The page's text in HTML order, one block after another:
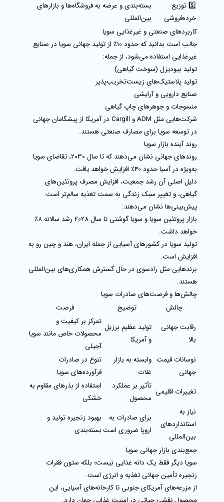
5️⃣ توزیع
خرده‌فروشی
بسته‌بندی و عرضه به فروشگاه‌ها و بازارهای
بین‌المللی
کاربردهای صنعتی و غیرغذایی سویا
جالب است بدانید که حدود 10٪ از تولید جهانی سویا در صنایع
غیرغذایی استفاده می‌شود، از جمله:
تولید بیودیزل (سوخت گیاهی)
تولید پلاستیک‌های زیست‌تخریب‌پذیر
صنایع دارویی و آرایشی
منسوجات و جوهرهای چاپ گیاهی
شرکت‌هایی مثل ADMو Cargill در آمریکا از پیشگامان جهانی
در توسعه سویا برای مصارف صنعتی هستند.
روند آینده بازار سویا
روندهای جهانی نشان می‌دهند که تا سال 2030، تقاضای سویا
به‌ویژه در آسیا حدود 40٪ افزایش
خواهد یافت.
دلیل اصلی آن رشد جمعیت، افزایش مصرف پروتئین‌های
گیاهی، و تغییر سبک زندگی به سمت تغذیه سالم‌تر است.
پیش‌بینی‌ها نشان می‌دهند:
بازار پروتئین سویاو سویا گوشتی
تا سال 2028 رشد سالانه 8٪
خواهد داشت.
تولید سویا در کشورهای آسیایی از جمله ایران، هند و چین رو به
افزایش است.
برندهایی مثل رادسوی در حال گسترش همکاری‌های بین‌المللی
هستند.
چالش‌ها و فرصت‌های صادرات سویا
چالش
توضیح
فرصت
رقابت جهانی
بالا
تولید عظیم برزیل
و آمریکا
تمرکز بر کیفیت و
محصولات خاص مانند سویا
آجیلی
نوسانات قیمت
جهانی
وابسته به بازار
غلات
تنوع در صادرات
فرآورده‌های سویا
تغییرات اقلیمی
تأثیر بر عملکرد
محصول
استفاده از بذرهای مقاوم به
خشکی
نیاز به
استانداردهای
بین‌المللی
برای صادرات به
اروپا ضروری است
بهبود زنجیره تولید و
بسته‌بندی
جمع‌بندی بازار جهانی سویا
سویا دیگر فقط یک دانه غذایی نیست؛ بلکه ستون فقرات
زنجیره تأمین جهانی تغذیه و انرژی است.
از مزرعه‌های آمریکای جنوبی تا کارخانه‌های آسیایی، این